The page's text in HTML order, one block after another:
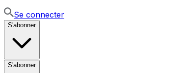
Se connecter
S'abonner
S'abonner